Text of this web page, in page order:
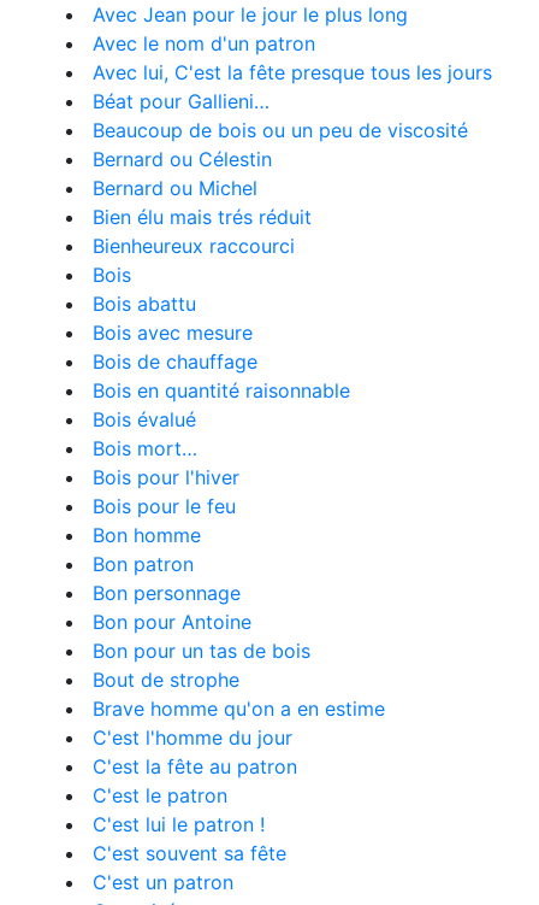
Avec Jean pour le jour le plus long
Avec le nom d'un patron
Avec lui, C'est la fête presque tous les jours
Béat pour Gallieni…
Beaucoup de bois ou un peu de viscosité
Bernard ou Célestin
Bernard ou Michel
Bien élu mais trés réduit
Bienheureux raccourci
Bois
Bois abattu
Bois avec mesure
Bois de chauffage
Bois en quantité raisonnable
Bois évalué
Bois mort…
Bois pour l'hiver
Bois pour le feu
Bon homme
Bon patron
Bon personnage
Bon pour Antoine
Bon pour un tas de bois
Bout de strophe
Brave homme qu'on a en estime
C'est l'homme du jour
C'est la fête au patron
C'est le patron
C'est lui le patron !
C'est souvent sa fête
C'est un patron